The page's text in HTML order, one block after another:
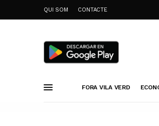
QUI SOM CONTACTE
FORA VILA VERD